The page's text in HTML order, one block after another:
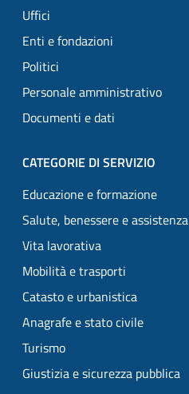
Uffici
Enti e fondazioni
Politici
Personale amministrativo
Documenti e dati
CATEGORIE DI SERVIZIO
Educazione e formazione
Salute, benessere e assistenza
Vita lavorativa
Mobilità e trasporti
Catasto e urbanistica
Anagrafe e stato civile
Turismo
Giustizia e sicurezza pubblica